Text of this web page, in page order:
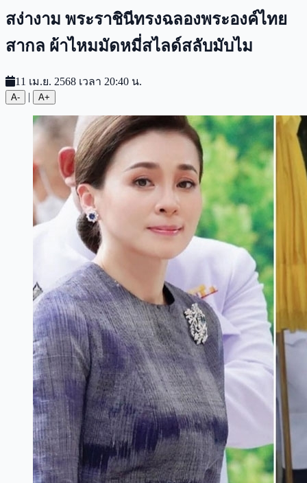
สง่างาม พระราชินีทรงฉลองพระองค์ไทย
สากล ผ้าไหมมัดหมี่สไลด์สลับมับไม
11 เม.ย. 2568 เวลา 20:40 น.
A- | A+